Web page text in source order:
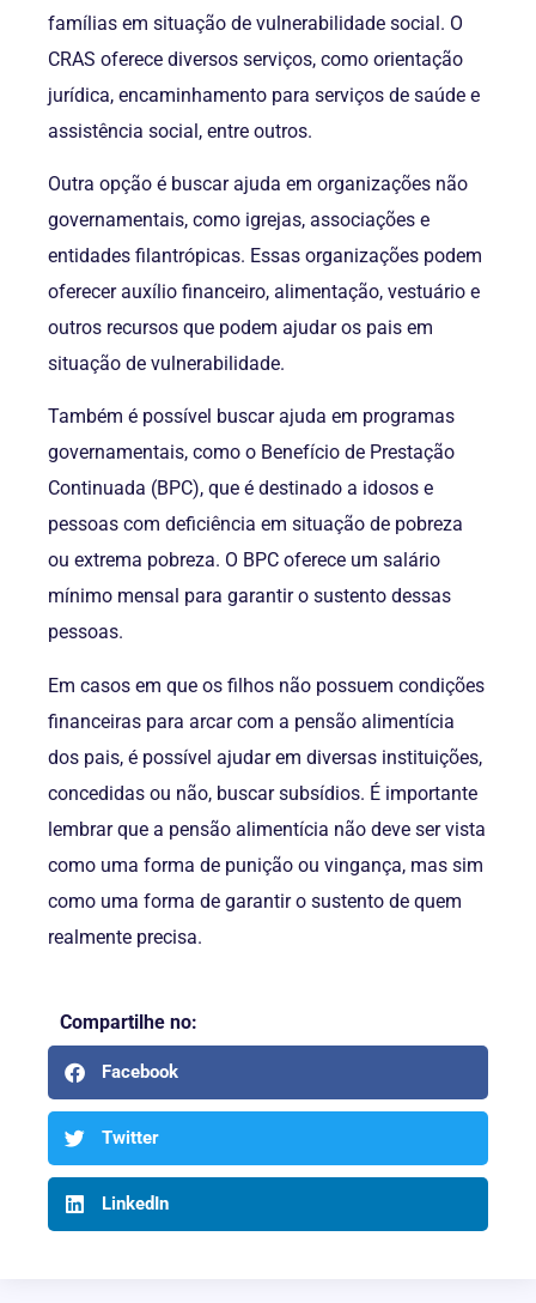
famílias em situação de vulnerabilidade social. O
CRAS oferece diversos serviços, como orientação
jurídica, encaminhamento para serviços de saúde e
assistência social, entre outros.
Outra opção é buscar ajuda em organizações não
governamentais, como igrejas, associações e
entidades filantrópicas. Essas organizações podem
oferecer auxílio financeiro, alimentação, vestuário e
outros recursos que podem ajudar os pais em
situação de vulnerabilidade.
Também é possível buscar ajuda em programas
governamentais, como o Benefício de Prestação
Continuada (BPC), que é destinado a idosos e
pessoas com deficiência em situação de pobreza
ou extrema pobreza. O BPC oferece um salário
mínimo mensal para garantir o sustento dessas
pessoas.
Em casos em que os filhos não possuem condições
financeiras para arcar com a pensão alimentícia
dos pais, é possível ajudar em diversas instituições,
concedidas ou não, buscar subsídios. É importante
lembrar que a pensão alimentícia não deve ser vista
como uma forma de punição ou vingança, mas sim
como uma forma de garantir o sustento de quem
realmente precisa.
Compartilhe no:
Facebook
Twitter
LinkedIn